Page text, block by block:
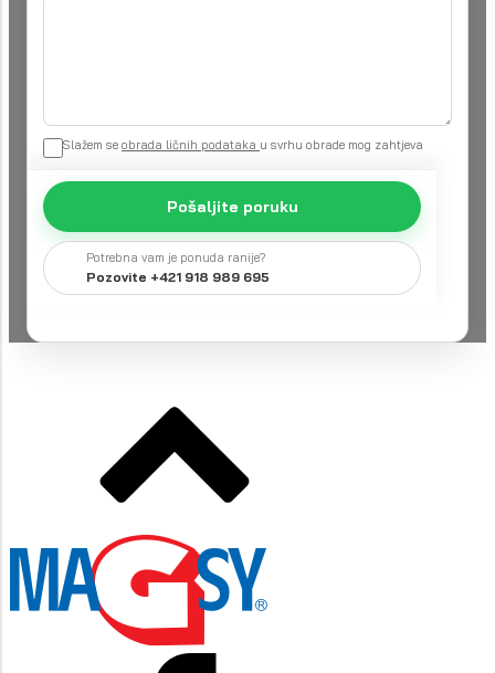
Slažem se obrada ličnih podataka u svrhu obrade mog zahtjeva
Pošaljite poruku
Potrebna vam je ponuda ranije?
Pozovite +421 918 989 695